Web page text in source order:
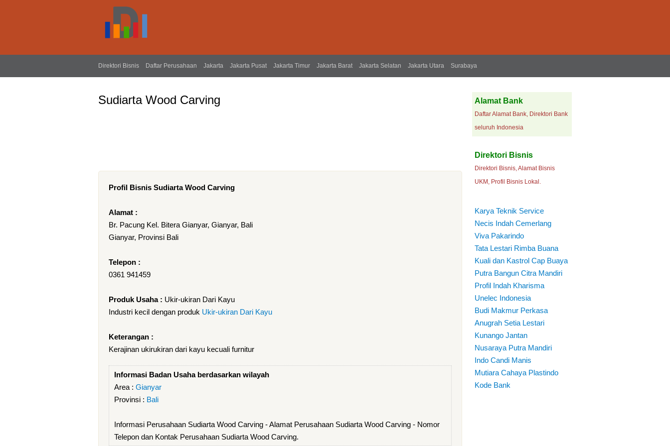
Direktori Bisnis Daftar Perusahaan Jakarta Jakarta Pusat Jakarta Timur Jakarta Barat Jakarta Selatan Jakarta Utara Surabaya
Sudiarta Wood Carving
Profil Bisnis Sudiarta Wood Carving
Alamat :
Br. Pacung Kel. Bitera Gianyar, Gianyar, Bali
Gianyar, Provinsi Bali
Telepon :
0361 941459
Produk Usaha : Ukir-ukiran Dari Kayu
Industri kecil dengan produk Ukir-ukiran Dari Kayu
Keterangan :
Kerajinan ukirukiran dari kayu kecuali furnitur
Informasi Badan Usaha berdasarkan wilayah
Area : Gianyar
Provinsi : Bali
Informasi Perusahaan Sudiarta Wood Carving - Alamat Perusahaan Sudiarta Wood Carving - Nomor
Telepon dan Kontak Perusahaan Sudiarta Wood Carving.
Alamat Bank
Daftar Alamat Bank, Direktori Bank
seluruh Indonesia
Direktori Bisnis
Direktori Bisnis, Alamat Bisnis
UKM, Profil Bisnis Lokal.
Karya Teknik Service
Necis Indah Cemerlang
Viva Pakarindo
Tata Lestari Rimba Buana
Kuali dan Kastrol Cap Buaya
Putra Bangun Citra Mandiri
Profil Indah Kharisma
Unelec Indonesia
Budi Makmur Perkasa
Anugrah Setia Lestari
Kunango Jantan
Nusaraya Putra Mandiri
Indo Candi Manis
Mutiara Cahaya Plastindo
Kode Bank